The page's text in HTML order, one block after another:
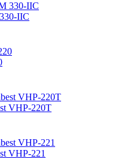
IIC
VHP-220T
VHP-221